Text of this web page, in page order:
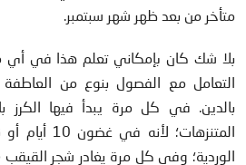
متأخر من بعد ظهر شهر سبتمبر.
بلا شك كان بإمكاني تعلم هذا في أي
التعامل مع الفصول بنوع من العاطفة
بالدين. في كل مرة يبدأ فيها الكرز
المتنزهات؛
الوردية؛ وفي كل مرة يغادر شجر